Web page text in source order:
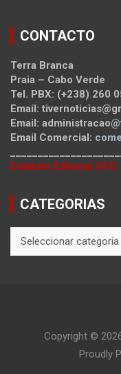
CONTACTO
Terra Branca
Praia – Cabo Verde
Tel. PBX: (+238) 260
Email:
Email: administracao
Email Comercial:
Estatuto Editorial SCD
CATEGORIAS
Copyright ©
Proudly